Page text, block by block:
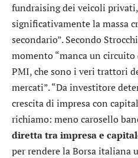
fundraising dei veicoli
significativamente la massa
secondario”. Secondo
momento “manca un
PMI, che sono i veri trattori
mercati”. “Da investitore
crescita di impresa con
richiamo: meno carosello
diretta tra impresa e
per rendere la Borsa italiana